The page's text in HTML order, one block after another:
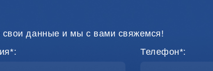
свои данные и мы с вами свяжемся!
Телефон*: